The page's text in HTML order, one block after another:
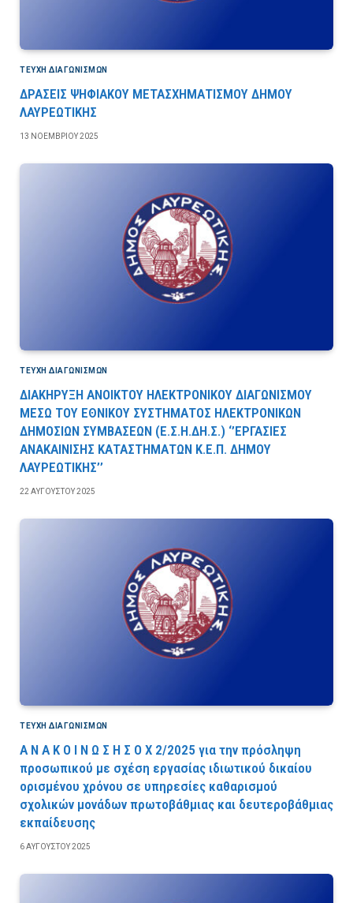
ΤΕΎΧΗ ΔΙΑΓΩΝΙΣΜΏΝ
ΔΡΑΣΕΙΣ ΨΗΦΙΑΚΟΥ ΜΕΤΑΣΧΗΜΑΤΙΣΜΟΥ ΔΗΜΟΥ
ΛΑΥΡΕΩΤΙΚΗΣ
13 ΝΟΕΜΒΡΊΟΥ 2025
ΤΕΎΧΗ ΔΙΑΓΩΝΙΣΜΏΝ
ΔΙΑΚΗΡΥΞΗ ΑΝΟΙΚΤΟΥ ΗΛΕΚΤΡΟΝΙΚΟΥ ΔΙΑΓΩΝΙΣΜΟΥ
ΜΕΣΩ ΤΟΥ ΕΘΝΙΚΟΥ ΣΥΣΤΗΜΑΤΟΣ ΗΛΕΚΤΡΟΝΙΚΩΝ
ΔΗΜΟΣΙΩΝ ΣΥΜΒΑΣΕΩΝ (Ε.Σ.Η.ΔΗ.Σ.) ‘’ΕΡΓΑΣΙΕΣ
ΑΝΑΚΑΙΝΙΣΗΣ ΚΑΤΑΣΤΗΜΑΤΩΝ Κ.Ε.Π. ΔΗΜΟΥ
ΛΑΥΡΕΩΤΙΚΗΣ’’
22 ΑΥΓΟΎΣΤΟΥ 2025
ΤΕΎΧΗ ΔΙΑΓΩΝΙΣΜΏΝ
Α Ν Α Κ Ο Ι Ν Ω Σ Η Σ Ο Χ 2/2025 για την πρόσληψη
προσωπικού με σχέση εργασίας ιδιωτικού δικαίου
ορισμένου χρόνου σε υπηρεσίες καθαρισμού
σχολικών μονάδων πρωτοβάθμιας και δευτεροβάθμιας
εκπαίδευσης
6 ΑΥΓΟΎΣΤΟΥ 2025